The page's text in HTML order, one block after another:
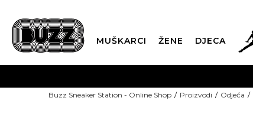
MUŠKARCI ŽENE DJECA
Buzz Sneaker Station - Online Shop Proizvodi Odjeća